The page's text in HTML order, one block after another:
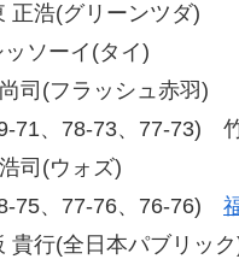
浩(グリーンツダ)
ソーイ(タイ)
(フラッシュ赤羽)
71、78-73、77-73)
司(ウォズ)
75、77-76、76-76)
行(全日本パブリック